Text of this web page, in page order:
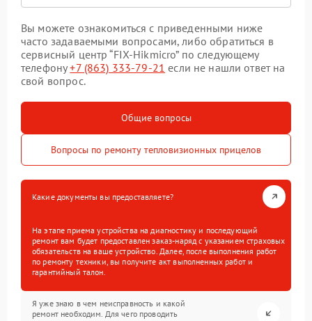
Вы можете ознакомиться с приведенными ниже
часто задаваемыми вопросами, либо обратиться в
сервисный центр “FIX-Hikmicro” по следующему
телефону+7 (863) 333-79-21 если не нашли ответ на
свой вопрос.
Общие вопросы
Вопросы по ремонту тепловизионных прицелов
Какие документы вы предоставляете?
На этапе приема устройства на диагностику и последующий
ремонт вам будет предоставлен заказ-наряд с указанием страховых
обязательств на ваше устройство. Далее, после выполнения работ
по ремонту техники, вы получите акт выполненных работ и
гарантийный талон.
Я уже знаю в чем неисправность и какой
ремонт необходим. Для чего проводить